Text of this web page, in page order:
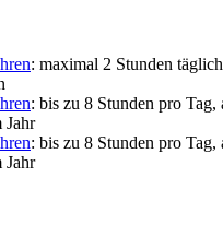
: maximal 2 Stunden
: bis zu 8 Stunden pro Tag,
Jahr
: bis zu 8 Stunden pro Tag,
Jahr